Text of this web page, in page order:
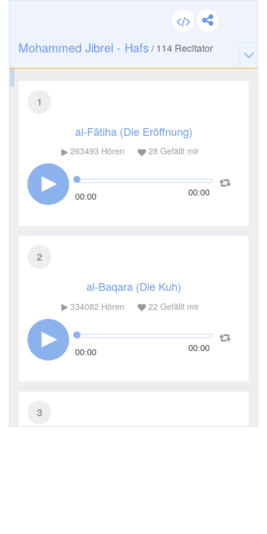
Mohammed Jibrel - Hafs /114 Recitator
1
al-Fātiha (Die Eröffnung)
263493 Hören 28 Gefällt mir
00:00 00:00
2
al-Baqara (Die Kuh)
334082 Hören 22 Gefällt mir
00:00 00:00
3